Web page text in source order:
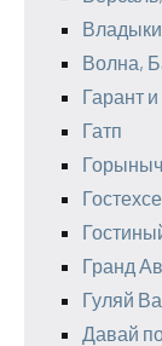
Волна,
Гарант и
Гатп
Гранд
Гуляй
Давай